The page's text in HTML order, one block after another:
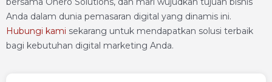
Anda dalam dunia pemasaran digital yang dinamis ini.
Hubungi kami sekarang untuk mendapatkan solusi terbaik
bagi kebutuhan digital marketing Anda.